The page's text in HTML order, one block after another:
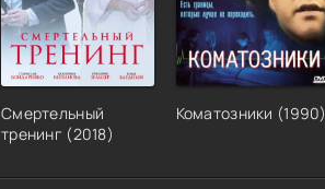
Смертельный
тренинг (2018)
Коматозники (1990)